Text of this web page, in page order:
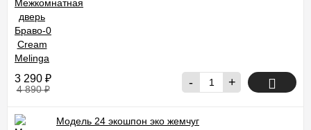
3 290 ₽
4 890₽ - +
Модель 24 экошпон эко жемчуг